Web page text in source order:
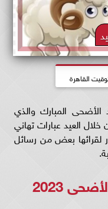
القاهرة
الأضحى المبارك والذي
خلال العيد عبارات تهاني
لقرائها بعض من رسائل
2023